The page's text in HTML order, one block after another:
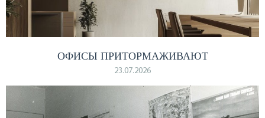
ОФИСЫ ПРИТОРМАЖИВАЮТ
23.07.2026